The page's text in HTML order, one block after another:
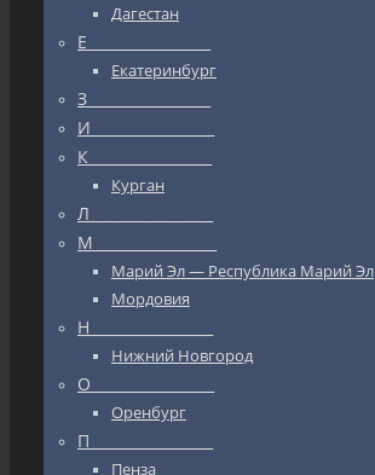
Дагестан
Е_________________
Екатеринбург
З_________________
И_________________
К_________________
Курган
Л_________________
М_________________
Марий Эл — Республика Марий Эл
Мордовия
Н_________________
Нижний Новгород
О_________________
Оренбург
П_________________
Пенза